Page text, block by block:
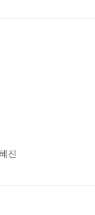
진